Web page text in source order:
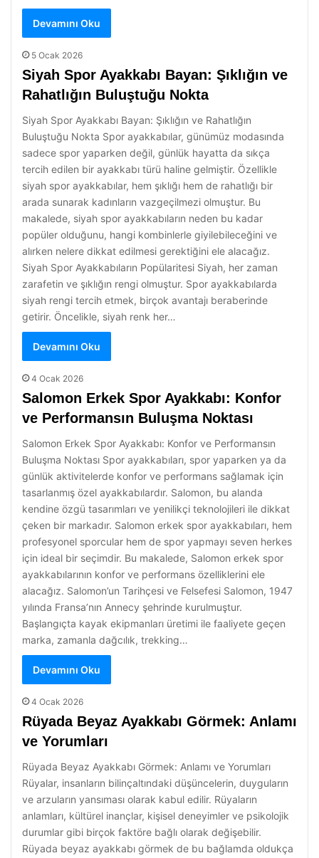
Devamını Oku
5 Ocak 2026
Siyah Spor Ayakkabı Bayan: Şıklığın ve
Rahatlığın Buluştuğu Nokta
Siyah Spor Ayakkabı Bayan: Şıklığın ve Rahatlığın
Buluştuğu Nokta Spor ayakkabılar, günümüz modasında
sadece spor yaparken değil, günlük hayatta da sıkça
tercih edilen bir ayakkabı türü haline gelmiştir. Özellikle
siyah spor ayakkabılar, hem şıklığı hem de rahatlığı bir
arada sunarak kadınların vazgeçilmezi olmuştur. Bu
makalede, siyah spor ayakkabıların neden bu kadar
popüler olduğunu, hangi kombinlerle giyilebileceğini ve
alırken nelere dikkat edilmesi gerektiğini ele alacağız.
Siyah Spor Ayakkabıların Popülaritesi Siyah, her zaman
zarafetin ve şıklığın rengi olmuştur. Spor ayakkabılarda
siyah rengi tercih etmek, birçok avantajı beraberinde
getirir. Öncelikle, siyah renk her…
Devamını Oku
4 Ocak 2026
Salomon Erkek Spor Ayakkabı: Konfor
ve Performansın Buluşma Noktası
Salomon Erkek Spor Ayakkabı: Konfor ve Performansın
Buluşma Noktası Spor ayakkabıları, spor yaparken ya da
günlük aktivitelerde konfor ve performans sağlamak için
tasarlanmış özel ayakkabılardır. Salomon, bu alanda
kendine özgü tasarımları ve yenilikçi teknolojileri ile dikkat
çeken bir markadır. Salomon erkek spor ayakkabıları, hem
profesyonel sporcular hem de spor yapmayı seven herkes
için ideal bir seçimdir. Bu makalede, Salomon erkek spor
ayakkabılarının konfor ve performans özelliklerini ele
alacağız. Salomon’un Tarihçesi ve Felsefesi Salomon, 1947
yılında Fransa’nın Annecy şehrinde kurulmuştur.
Başlangıçta kayak ekipmanları üretimi ile faaliyete geçen
marka, zamanla dağcılık, trekking…
Devamını Oku
4 Ocak 2026
Rüyada Beyaz Ayakkabı Görmek: Anlamı
ve Yorumları
Rüyada Beyaz Ayakkabı Görmek: Anlamı ve Yorumları
Rüyalar, insanların bilinçaltındaki düşüncelerin, duyguların
ve arzuların yansıması olarak kabul edilir. Rüyaların
anlamları, kültürel inançlar, kişisel deneyimler ve psikolojik
durumlar gibi birçok faktöre bağlı olarak değişebilir.
Rüyada beyaz ayakkabı görmek de bu bağlamda oldukça